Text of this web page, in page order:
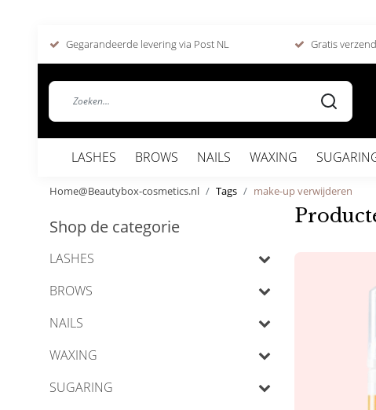
Gegarandeerde levering via Post NL Gratis
LASHES BROWS NAILS WAXING
Home@Beautybox-cosmetics.nl Tags make-up verwijderen
Shop de categorie
LASHES
BROWS
NAILS
WAXING
SUGARING